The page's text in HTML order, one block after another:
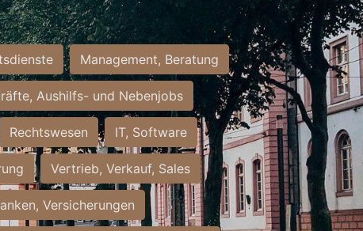
Management, Beratung
Aushilfs- und Nebenjobs
Rechtswesen IT, Software
Vertrieb, Verkauf, Sales
Versicherungen